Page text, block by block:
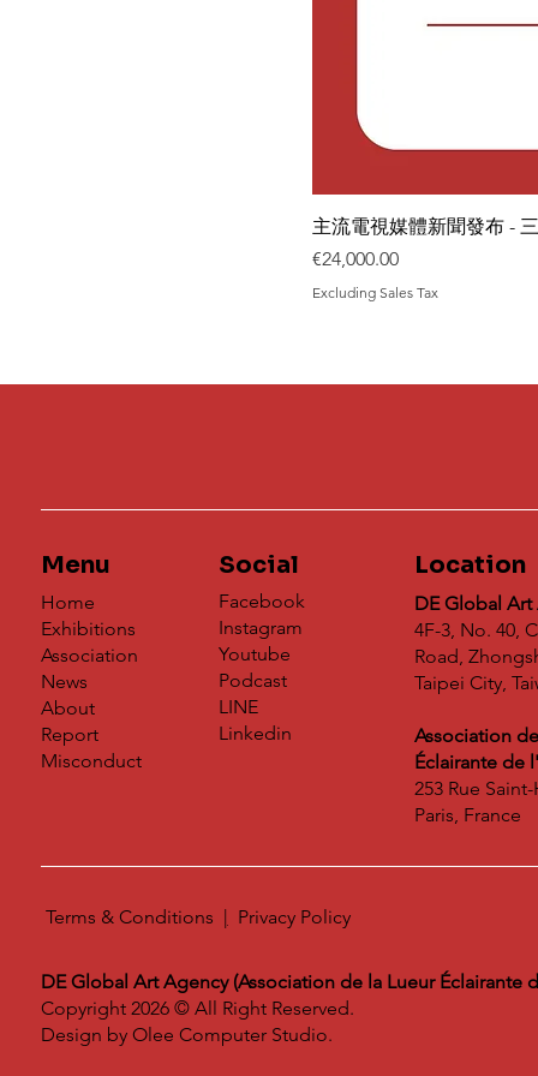
主流電視媒體新聞發布 -
Price
€24,000.00
Excluding Sales Tax
Menu
Home
Exhibitions
Association
News
About
Report
Misconduct
Social
Facebook
Instagram
Youtube
Podcast
LINE
Linkedin
Location
DE Global
4F-3, No. 40,
Road,
Taipei City,
Association
Éclairante
253 Rue
Paris, France
Terms & Conditions | Privacy Policy
DE Global Art Agency (Association de la Lueur Éclairante
Copyright 2026 © All Right Reserved.
Design by Olee Computer Studio.